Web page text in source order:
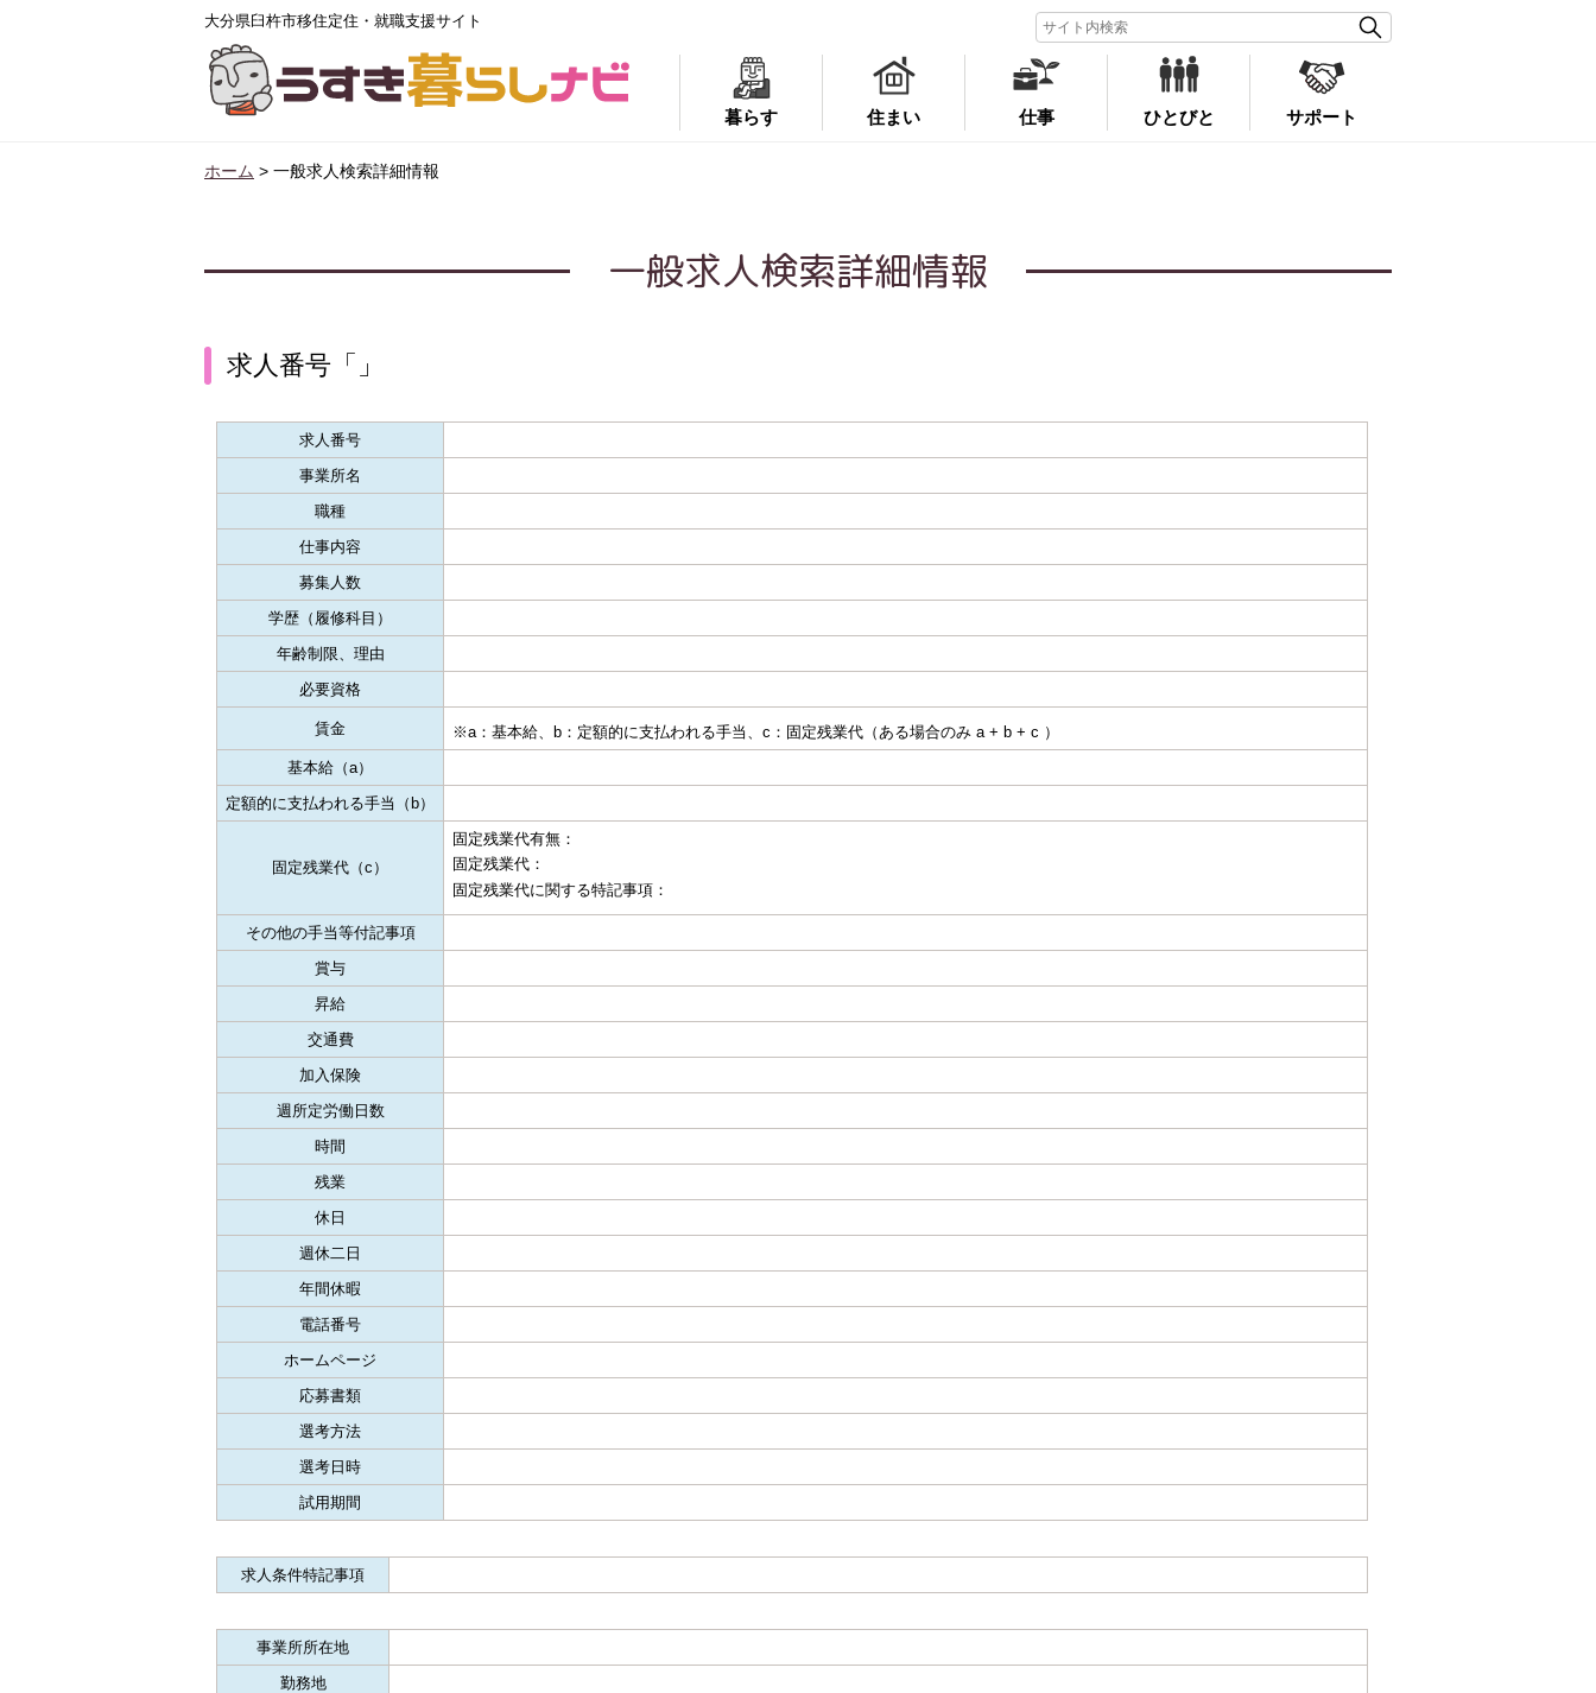
大分県臼杵市移住定住・就職支援サイト
暮らす 住まい 仕事 ひとびと サポート
ホーム > 一般求人検索詳細情報
一般求人検索詳細情報
求人番号「」
求人番号
事業所名
職種
仕事内容
募集人数
学歴（履修科目）
年齢制限、理由
必要資格
賃金
※a：基本給、b：定額的に支払われる手当、c：固定残業代（ある場合のみ a + b + c ）
基本給（a）
定額的に支払われる手当（b）
固定残業代（c）
固定残業代有無：
固定残業代：
固定残業代に関する特記事項：
その他の手当等付記事項
賞与
昇給
交通費
加入保険
週所定労働日数
時間
残業
休日
週休二日
年間休暇
電話番号
ホームページ
応募書類
選考方法
選考日時
試用期間
求人条件特記事項
事業所所在地
勤務地